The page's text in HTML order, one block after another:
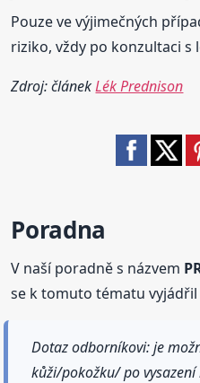
Pouze ve výjimečných
riziko, vždy po konzultaci s
Zdroj: článekLék Prednison
Poradna
V naší poradně s názvem
se k tomuto tématu vyjádřil
Dotaz odborníkovi: je
kůži/pokožku/ po